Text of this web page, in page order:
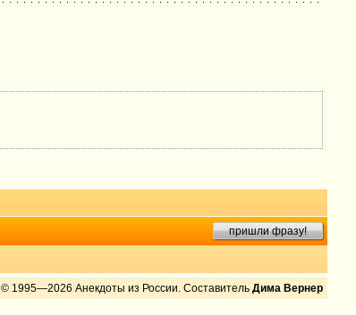
пришли фразу!
© 1995—2026 Анекдоты из России. Составитель Дима Вернер